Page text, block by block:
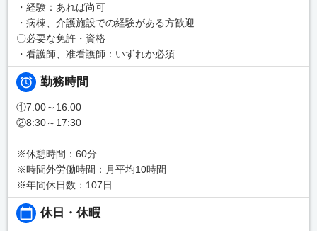
・経験：あれば尚可
・病棟、介護施設での経験がある方歓迎
〇必要な免許・資格
・看護師、准看護師：いずれか必須
勤務時間
①7:00～16:00
②8:30～17:30
※休憩時間：60分
※時間外労働時間：月平均10時間
※年間休日数：107日
休日・休暇